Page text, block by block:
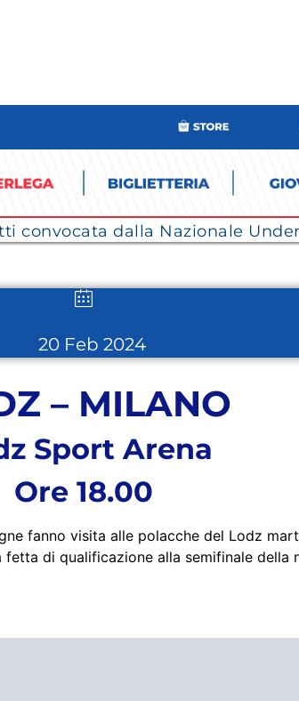
convocata dalla Nazionale
20 Feb 2024
– MILANO
Sport Arena
Ore 18.00
fanno visita alle polacche del Lodz
di qualificazione alla semifinale della